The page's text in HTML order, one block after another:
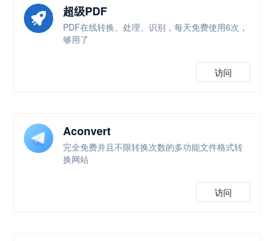
超级PDF
PDF在线转换、处理、识别，每天免费使用6次，
够用了
访问
Aconvert
完全免费并且不限转换次数的多功能文件格式转
换网站
访问